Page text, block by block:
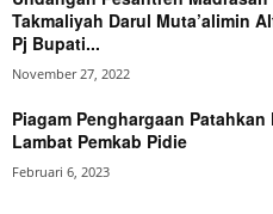
Takmaliyah Darul Muta’alimin
Pj Bupati...
November 27, 2022
Piagam Penghargaan Patahkan
Lambat Pemkab Pidie
Februari 6, 2023